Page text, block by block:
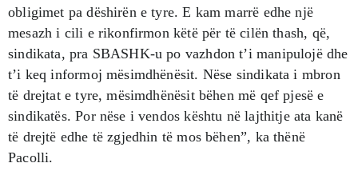
obligimet pa dëshirën e tyre. E kam marrë edhe një
mesazh i cili e rikonfirmon këtë për të cilën thash, që,
sindikata, pra SBASHK-u po vazhdon t’i manipulojë dhe
t’i keq informoj mësimdhënësit. Nëse sindikata i mbron
të drejtat e tyre, mësimdhënësit bëhen më qef pjesë e
sindikatës. Por nëse i vendos kështu në lajthitje ata kanë
të drejtë edhe të zgjedhin të mos bëhen”, ka thënë
Pacolli.